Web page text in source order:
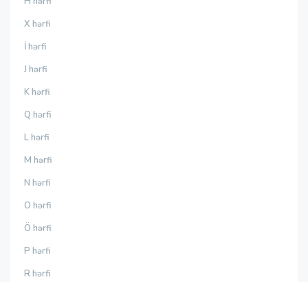
X hərfi
İ hərfi
J hərfi
K hərfi
Q hərfi
L hərfi
M hərfi
N hərfi
O hərfi
Ö hərfi
P hərfi
R hərfi